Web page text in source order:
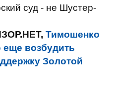
суд - не Шустер-
Тимошенко
возбудить
Золотой